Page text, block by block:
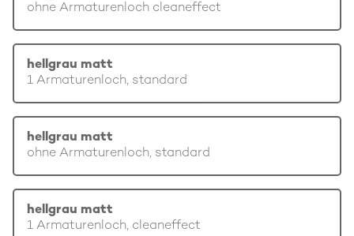
ohne Armaturenloch cleaneffect
hellgrau matt
1 Armaturenloch, standard
hellgrau matt
ohne Armaturenloch, standard
hellgrau matt
1 Armaturenloch, cleaneffect